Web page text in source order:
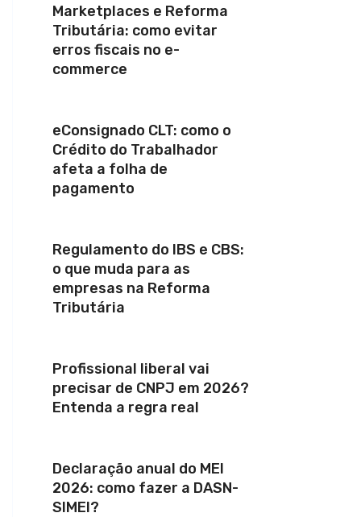
Marketplaces e Reforma
Tributária: como evitar
erros fiscais no e-
commerce
eConsignado CLT: como o
Crédito do Trabalhador
afeta a folha de
pagamento
Regulamento do IBS e CBS:
o que muda para as
empresas na Reforma
Tributária
Profissional liberal vai
precisar de CNPJ em 2026?
Entenda a regra real
Declaração anual do MEI
2026: como fazer a DASN-
SIMEI?